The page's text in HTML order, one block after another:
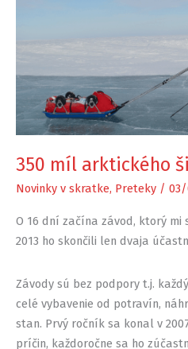
noci
350 míl arktického
Novinky v skratke, Preteky / 03/
O 16 dní začína závod, ktorý mi
2013 ho skončili len dvaja
Závody sú bez podpory t.j.
celé vybavenie od potravín,
stan. Prvý ročník sa konal v
príčin, každoročne sa ho